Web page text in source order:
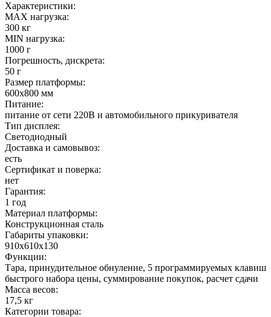
Характеристики:
MAX нагрузка:
300 кг
MIN нагрузка:
1000 г
Погрешность, дискрета:
50 г
Размер платформы:
600х800 мм
Питание:
питание от сети 220В и автомобильного прикуривателя
Тип дисплея:
Светодиодный
Доставка и самовывоз:
есть
Сертификат и поверка:
нет
Гарантия:
1 год
Материал платформы:
Конструкционная сталь
Габариты упаковки:
910х610х130
Функции:
Тара, принудительное обнуление, 5 программируемых клавиш
быстрого набора цены, суммирование покупок, расчет сдачи
Масса весов:
17,5 кг
Категории товара: